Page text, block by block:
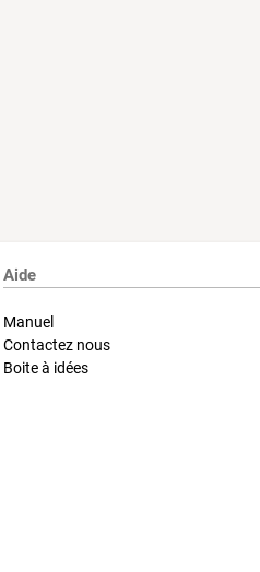
Aide
Manuel
Contactez nous
Boite à idées